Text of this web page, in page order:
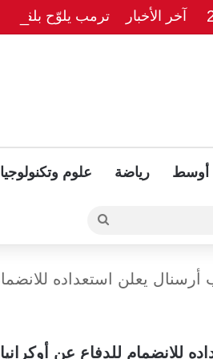
آخر الأخبار ترمب يلوّح بلقاء
رياضة علوم وتكنولوجيا
البحث
أرسنال يعلن استعداده
للانضمام للدفاع عن أوكرانيا